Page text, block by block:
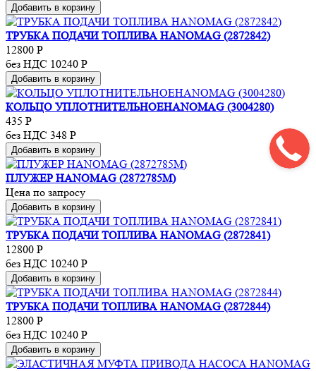
Добавить в корзину
ТРУБКА ПОДАЧИ ТОПЛИВА HANOMAG (2872842)
12800 Р
без НДС 10240 Р
Добавить в корзину
КОЛЬЦО УПЛОТНИТЕЛЬНОЕHANOMAG (3004280)
435 Р
без НДС 348 Р
Добавить в корзину
ПЛУЖЕР HANOMAG (2872785M)
Цена по запросу
Добавить в корзину
ТРУБКА ПОДАЧИ ТОПЛИВА HANOMAG (2872841)
12800 Р
без НДС 10240 Р
Добавить в корзину
ТРУБКА ПОДАЧИ ТОПЛИВА HANOMAG (2872844)
12800 Р
без НДС 10240 Р
Добавить в корзину